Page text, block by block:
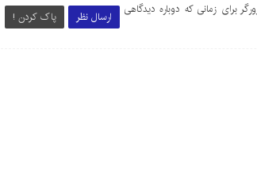
ارسال نظر پاک کردن !
برای زمانی که دوباره دیدگاهی